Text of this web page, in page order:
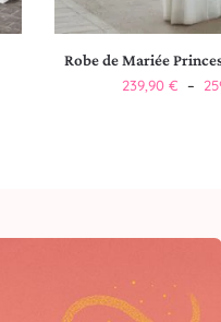
Robe de Mariée
239,90 € –